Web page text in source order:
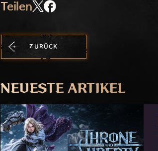
Teilen
ZURÜCK
NEUESTE ARTIKEL